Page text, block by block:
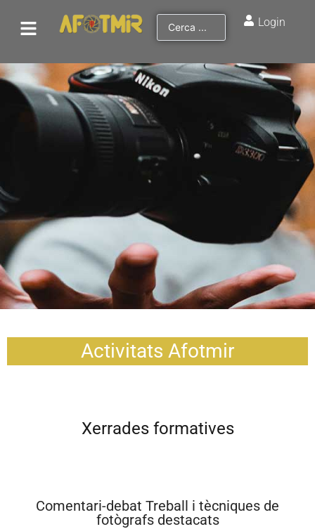
Login
Activitats Afotmir
Xerrades formatives
Comentari-debat Treball i tècniques de
fotògrafs destacats